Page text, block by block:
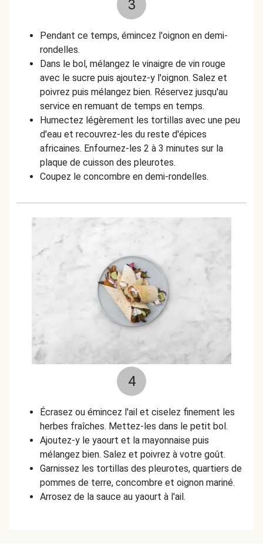
3
Pendant ce temps, émincez l'oignon en demi-
rondelles.
Dans le bol, mélangez le vinaigre de vin rouge
avec le sucre puis ajoutez-y l'oignon. Salez et
poivrez puis mélangez bien. Réservez jusqu'au
service en remuant de temps en temps.
Humectez légèrement les tortillas avec une peu
d'eau et recouvrez-les du reste d'épices
africaines. Enfournez-les 2 à 3 minutes sur la
plaque de cuisson des pleurotes.
Coupez le concombre en demi-rondelles.
4
Écrasez ou émincez l'ail et ciselez finement les
herbes fraîches. Mettez-les dans le petit bol.
Ajoutez-y le yaourt et la mayonnaise puis
mélangez bien. Salez et poivrez à votre goût.
Garnissez les tortillas des pleurotes, quartiers de
pommes de terre, concombre et oignon mariné.
Arrosez de la sauce au yaourt à l'ail.